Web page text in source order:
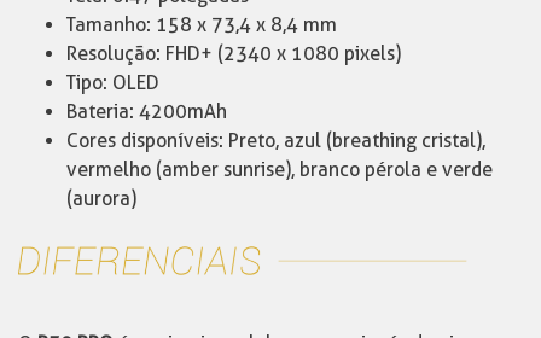
Tamanho: 158 x 73,4 x 8,4 mm
Resolução: FHD+ (2340 x 1080 pixels)
Tipo: OLED
Bateria: 4200mAh
Cores disponíveis: Preto, azul (breathing cristal),
vermelho (amber sunrise), branco pérola e verde
(aurora)